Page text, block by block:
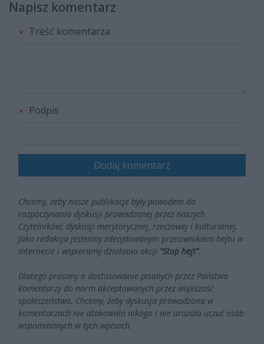
Napisz komentarz
Treść komentarza
Podpis
Dodaj komentarz
Chcemy, żeby nasze publikacje były powodem do
rozpoczynania dyskusji prowadzonej przez naszych
Czytelników; dyskusji merytorycznej, rzeczowej i kulturalnej.
Jako redakcja jesteśmy zdecydowanym przeciwnikiem hejtu w
Internecie i wspieramy działania akcji "Stop hejt".
Dlatego prosimy o dostosowanie pisanych przez Państwa
komentarzy do norm akceptowanych przez większość
społeczeństwa. Chcemy, żeby dyskusja prowadzona w
komentarzach nie atakowała nikogo i nie urażała uczuć osób
wspominanych w tych wpisach.